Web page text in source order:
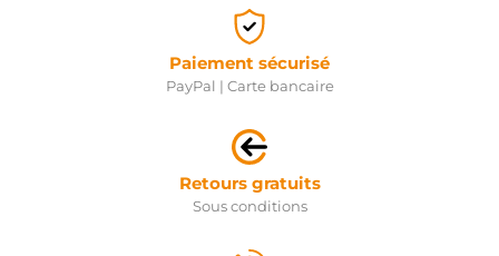
Paiement sécurisé
PayPal | Carte bancaire
Retours gratuits
Sous conditions